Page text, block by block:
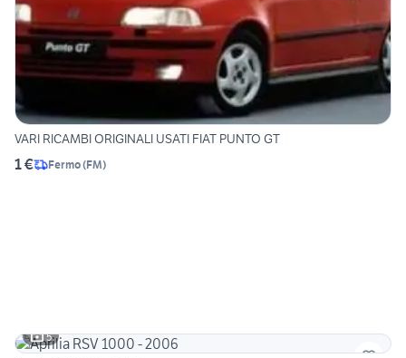
VARI RICAMBI ORIGINALI USATI FIAT PUNTO GT
1 € Fermo(FM)
5